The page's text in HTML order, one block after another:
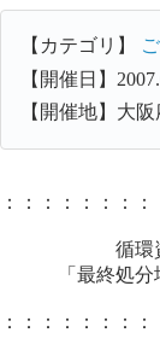
【カテゴリ】
【開催日】
【開催地】大阪
：：：：：：：
循環資源
「最終処分場
：：：：：：：